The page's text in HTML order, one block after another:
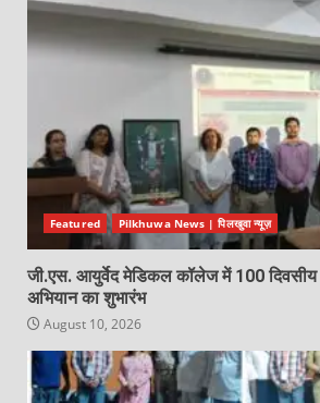
Featured Pilkhuwa News | पिलखुवा न्यूज़
जी.एस. आयुर्वेद मेडिकल कॉलेज में 100 दिवसीय
अभियान का शुभारंभ
August 10, 2026